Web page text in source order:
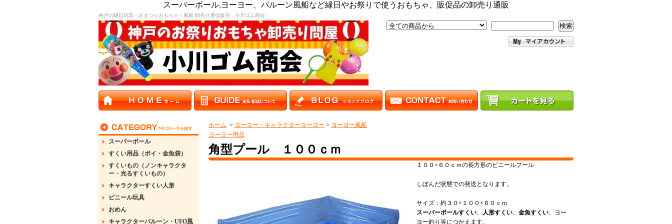
スーパーボール,ヨーヨー、バルーン風船など縁日やお祭りで使うおもちゃ、販促品の卸売り通販
神戸の縁日玩具・おまつりおもちゃ・風船 卸売り通信販売 小川ゴム商会
検索
スーパーボール
すくい用品（ポイ・金魚袋）
すくいもの（ノンキャラクタ
ー・光るすくいもの）
キャラクターすくい人形
ビニール玩具
おめん
キャラクターバルーン・UFO風
ホーム > ヨーヨー・キャラクターヨーヨー > ヨーヨー風船
ヨーヨー用品
角型プール １００ｃｍ
１００×６０ｃｍの長方形のビニールプール
しぼんだ状態での発送となります。
サイズ：約３０×１００×６０ｃｍ
スーパーボールすくい、 人形すくい、 金魚すくい、ヨー
ヨー釣り等につかえます。